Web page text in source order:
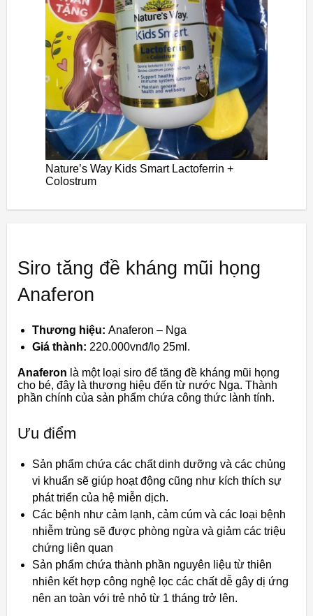
Nature’s Way Kids Smart Lactoferrin +
Colostrum
Siro tăng đề kháng mũi họng
Anaferon
Thương hiệu: Anaferon – Nga
Giá thành: 220.000vnđ/lọ 25ml.
Anaferon là một loại siro để tăng đề kháng mũi họng
cho bé, đây là thương hiệu đến từ nước Nga. Thành
phần chính của sản phẩm chứa công thức lành tính.
Ưu điểm
Sản phẩm chứa các chất dinh dưỡng và các chủng
vi khuẩn sẽ giúp hoạt động cũng như kích thích sự
phát triển của hệ miễn dịch.
Các bệnh như cảm lạnh, cảm cúm và các loại bệnh
nhiễm trùng sẽ được phòng ngừa và giảm các triệu
chứng liên quan
Sản phẩm chứa thành phần nguyên liệu từ thiên
nhiên kết hợp công nghệ lọc các chất dễ gây dị ứng
nên an toàn với trẻ nhỏ từ 1 tháng trở lên.